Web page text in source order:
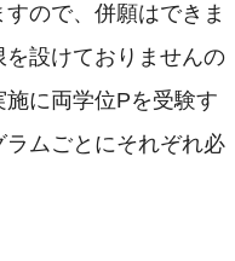
）
ステム）
ので、併願はできま
設けておりませんの
に両学位Pを受験す
ムごとにそれぞれ必